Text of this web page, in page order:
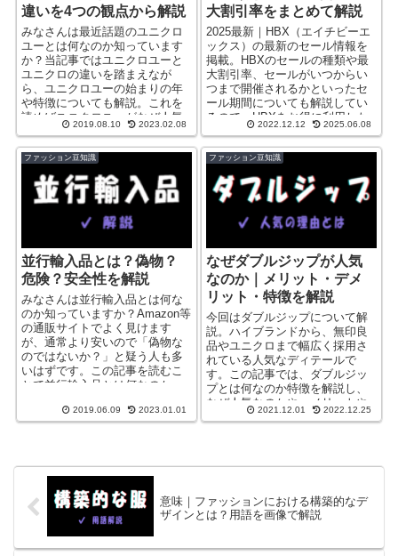
違いを4つの観点から解説
みなさんは最近話題のユニクロ
ユーとは何なのか知っています
か？当記事ではユニクロユーと
ユニクロの違いを踏まえなが
ら、ユニクロユーの始まりの年
や特徴についても解説。これを
読めばユニクロユーがなぜ人気
なのか分かるはずです。
2019.08.10 2023.02.08
大割引率をまとめて解説
2025最新｜HBX（エイチビーエ
ックス）の最新のセール情報を
掲載。HBXのセールの種類や最
大割引率、セールがいつからい
つまで開催されるかといったセ
ール期間についても解説してい
るので、HBXをお得に利用した
い方はぜひご覧ください。
2022.12.12 2025.06.08
ファッション豆知識
並行輸入品とは？偽物？
危険？安全性を解説
みなさんは並行輸入品とは何な
のか知っていますか？Amazon等
の通販サイトでよく見けます
が、通常より安いので「偽物な
のではないか？」と疑う人も多
いはずです。この記事を読むこ
とで並行輸入品とは何なのか、
か安全性について理解できま
す。
2019.06.09 2023.01.01
ファッション豆知識
なぜダブルジップが人気
なのか｜メリット・デメ
リット・特徴を解説
今回はダブルジップについて解
説。ハイブランドから、無印良
品やユニクロまで幅広く採用さ
れている人気なディテールで
す。この記事では、ダブルジッ
プとは何なのか特徴を解説し、
なぜ人気なのかや、メリットや
デメリット、シングルジップと
2021.12.01 2022.12.25
意味｜ファッションにおける構築的なデ
ザインとは？用語を画像で解説